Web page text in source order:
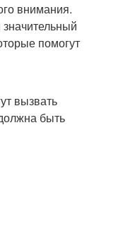
внимания.
помогут
вызвать
быть